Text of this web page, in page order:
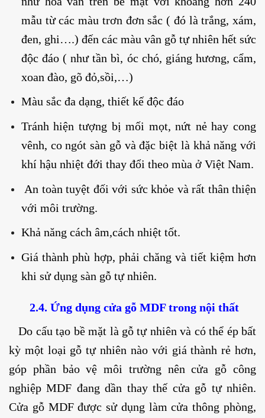
mẫu từ các màu trơn đơn sắc ( đó là trắng, xám,
đen, ghi….) đến các màu vân gỗ tự nhiên hết sức
độc đáo ( như tần bì, óc chó, giáng hương, cẩm,
xoan đào, gõ đỏ,sồi,…)
Màu sắc đa dạng, thiết kế độc đáo
Tránh hiện tượng bị mối mọt, nứt nẻ hay cong
vênh, co ngót sàn gỗ và đặc biệt là khả năng với
khí hậu nhiệt đới thay đổi theo mùa ở Việt Nam.
An toàn tuyệt đối với sức khỏe và rất thân thiện
với môi trường.
Khả năng cách âm,cách nhiệt tốt.
Giá thành phù hợp, phải chăng và tiết kiệm hơn
khi sử dụng sàn gỗ tự nhiên.
2.4. Ứng dụng cửa gỗ MDF trong nội thất
Do cấu tạo bề mặt là gỗ tự nhiên và có thể ép bất
kỳ một loại gỗ tự nhiên nào với giá thành rẻ hơn,
góp phần bảo vệ môi trường nên cửa gỗ công
nghiệp MDF đang dần thay thế cửa gỗ tự nhiên.
Cửa gỗ MDF được sử dụng làm cửa thông phòng,